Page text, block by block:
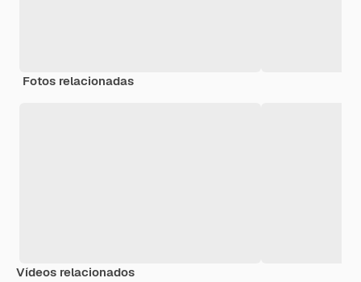
Fotos relacionadas
Vídeos relacionados